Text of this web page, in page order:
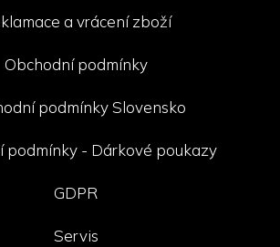
a vrácení zboží
Obchodní podmínky
podmínky Slovensko
podmínky - Dárkové poukazy
GDPR
Servis